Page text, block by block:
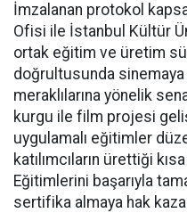
İmzalanan protokol
Ofisi ile İstanbul Kültür
ortak eğitim ve üretim
doğrultusunda
meraklılarına yönelik
kurgu ile film projesi
uygulamalı eğitimler
katılımcıların ürettiği
Eğitimlerini başarıyla
sertifika almaya hak